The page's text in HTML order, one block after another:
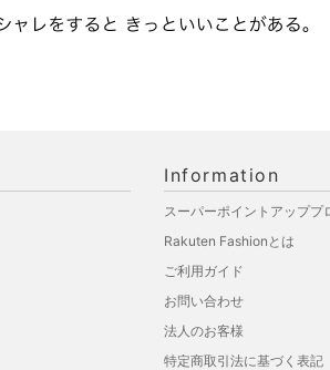
Information
スーパーポイントアッププ
Rakuten Fashionとは
ご利用ガイド
お問い合わせ
法人のお客様
特定商取引法に基づく表記